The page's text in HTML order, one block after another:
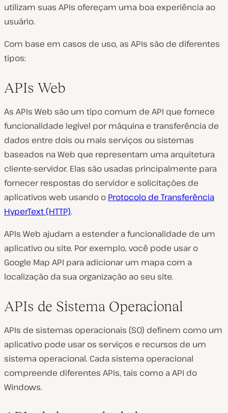
utilizam suas APIs ofereçam uma boa experiência ao
usuário.
Com base em casos de uso, as APIs são de diferentes
tipos:
APIs Web
As APIs Web são um tipo comum de API que fornece
funcionalidade legível por máquina e transferência de
dados entre dois ou mais serviços ou sistemas
baseados na Web que representam uma arquitetura
cliente-servidor. Elas são usadas principalmente para
fornecer respostas do servidor e solicitações de
aplicativos web usando o Protocolo de Transferência
HyperText (HTTP).
APIs Web ajudam a estender a funcionalidade de um
aplicativo ou site. Por exemplo, você pode usar o
Google Map API para adicionar um mapa com a
localização da sua organização ao seu site.
APIs de Sistema Operacional
APIs de sistemas operacionais (SO) definem como um
aplicativo pode usar os serviços e recursos de um
sistema operacional. Cada sistema operacional
compreende diferentes APIs, tais como a API do
Windows.